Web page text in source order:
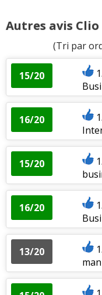
Autres avis Clio
(Tri par
15/20
16/20
15/20
16/20
13/20